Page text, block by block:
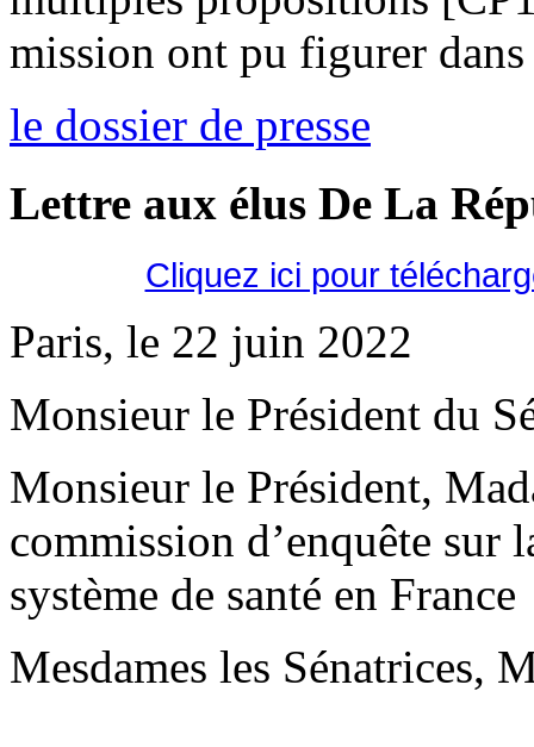
mission ont pu figurer
le dossier de presse
Lettre aux élus De La
Cliquez ici pour
Paris, le 22 juin 2022
Monsieur le Président du
Monsieur le Président,
commission d’enquête sur
système de santé en France
Mesdames les Sénatrices,